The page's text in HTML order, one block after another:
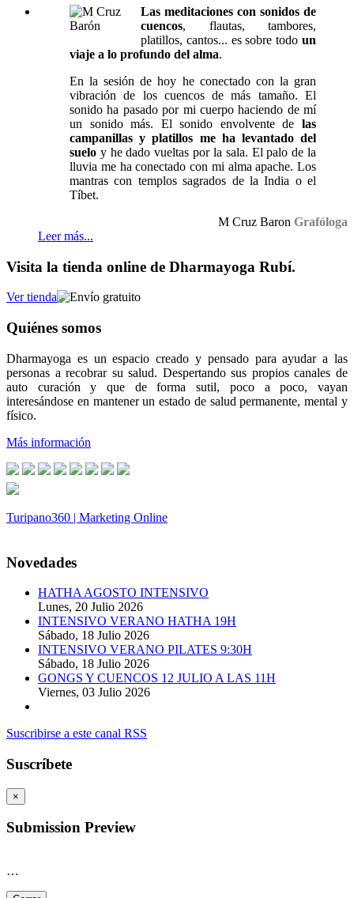
Las meditaciones con sonidos de
cuencos, flautas, tambores,
platillos, cantos... es sobre todo un
viaje a lo profundo del alma.
En la sesión de hoy he conectado con la gran
vibración de los cuencos de más tamaño. El
sonido ha pasado por mi cuerpo haciendo de mí
un sonido más. El sonido envolvente de las
campanillas y platillos me ha levantado del
suelo y he dado vueltas por la sala. El palo de la
lluvia me ha conectado con mi alma apache. Los
mantras con templos sagrados de la India o el
Tíbet.
M Cruz Baron Grafóloga
Leer más...
Visita la tienda online de Dharmayoga Rubí.
Ver tienda
Quiénes somos
Dharmayoga es un espacio creado y pensado para ayudar a las
personas a recobrar su salud. Despertando sus propios canales de
auto curación y que de forma sutil, poco a poco, vayan
interesándose en mantener un estado de salud permanente, mental y
físico.
Más información
Turipano360 | Marketing Online
Novedades
HATHA AGOSTO INTENSIVO
Lunes, 20 Julio 2026
INTENSIVO VERANO HATHA 19H
Sábado, 18 Julio 2026
INTENSIVO VERANO PILATES 9:30H
Sábado, 18 Julio 2026
GONGS Y CUENCOS 12 JULIO A LAS 11H
Viernes, 03 Julio 2026
Suscribirse a este canal RSS
Suscríbete
×
Submission Preview
…